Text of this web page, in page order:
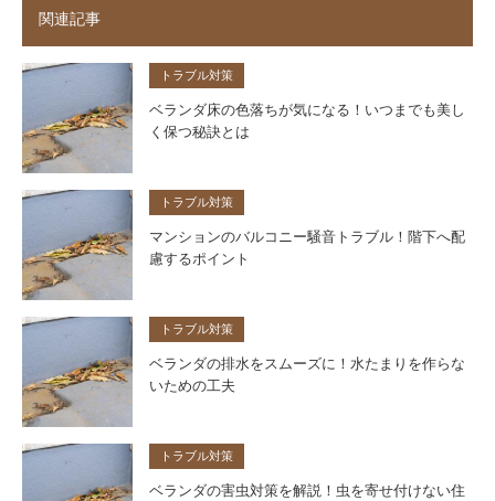
関連記事
トラブル対策
ベランダ床の色落ちが気になる！いつまでも美し
く保つ秘訣とは
トラブル対策
マンションのバルコニー騒音トラブル！階下へ配
慮するポイント
トラブル対策
ベランダの排水をスムーズに！水たまりを作らな
いための工夫
トラブル対策
ベランダの害虫対策を解説！虫を寄せ付けない住